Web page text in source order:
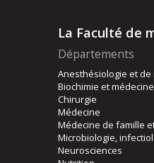
La Faculté de
Départements
Anesthésiologie et
Biochimie et
Chirurgie
Médecine
Médecine de famille
Microbiologie,
Neurosciences